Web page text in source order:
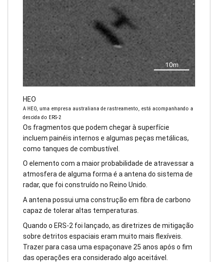
HEO
A HEO, uma empresa australiana de rastreamento, está acompanhando a
descida do ERS-2
Os fragmentos que podem chegar à superfície
incluem painéis internos e algumas peças metálicas,
como tanques de combustível.
O elemento com a maior probabilidade de atravessar a
atmosfera de alguma forma é a antena do sistema de
radar, que foi construído no Reino Unido.
A antena possui uma construção em fibra de carbono
capaz de tolerar altas temperaturas.
Quando o ERS-2 foi lançado, as diretrizes de mitigação
sobre detritos espaciais eram muito mais flexíveis.
Trazer para casa uma espaçonave 25 anos após o fim
das operações era considerado algo aceitável.